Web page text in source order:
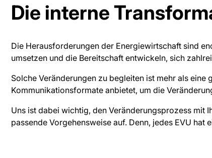
Die interne
Die Herausforderungen der Energiewirtschaft sind
umsetzen und die Bereitschaft entwickeln, sich
Solche Veränderungen zu begleiten ist mehr als
Kommunikationsformate anbietet, um die
Uns ist dabei wichtig, den Veränderungsprozess mit
passende Vorgehensweise auf. Denn, jedes EVU hat